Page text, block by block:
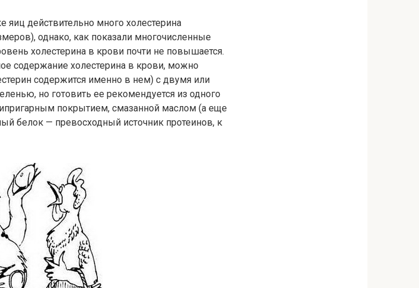
действительно много холестерина
однако, как показали многочисленные
холестерина в крови почти не повышается.
холестерина в крови, можно
содержится именно в нем) с двумя или
но готовить ее рекомендуется из одного
покрытием, смазанной маслом (а еще
белок — превосходный источник протеинов, к